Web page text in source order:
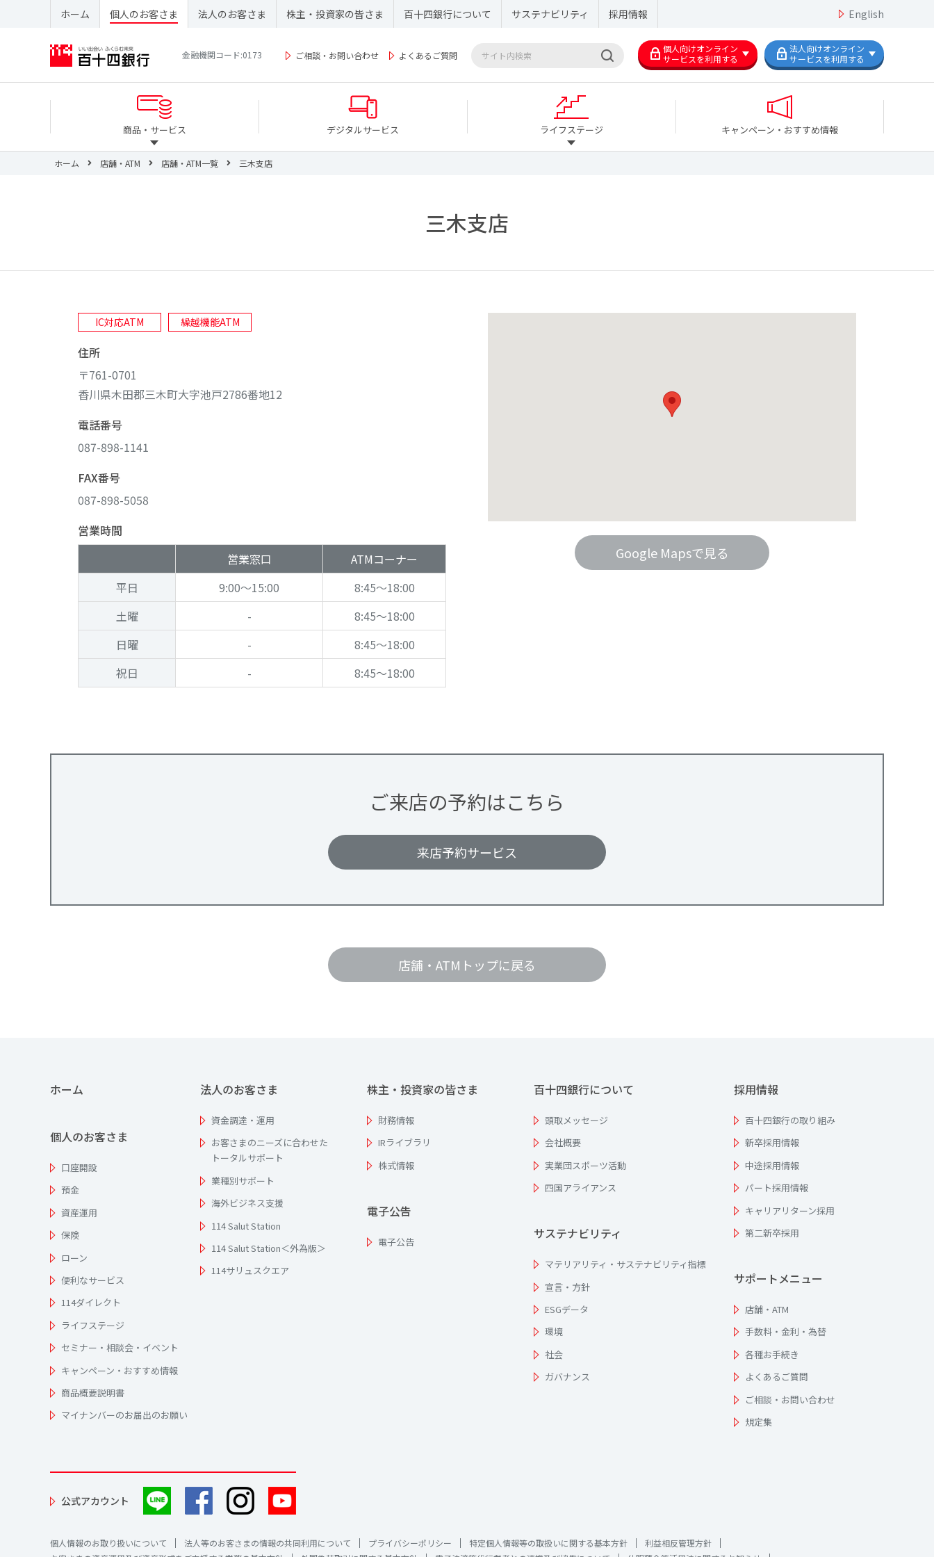
ホーム 個人のお客さま 法人のお客さま 株主・投資家の皆さま 百十四銀行について サステナビリティ 採用情報 English
金融機関コード:0173 ご相談・お問い合わせ よくあるご質問
個人向けオンライン
サービスを利用する
法人向けオンライン
サービスを利用する
商品・サービス デジタルサービス ライフステージ キャンペーン・おすすめ情報
ホーム 店舗・ATM 店舗・ATM一覧 三木支店
三木支店
IC対応ATM 繰越機能ATM
住所
〒761-0701
香川県木田郡三木町大字池戸2786番地12
電話番号
087-898-1141
FAX番号
087-898-5058
営業時間
営業窓口
ATMコーナー
平日
9:00～15:00
8:45～18:00
土曜
-
8:45～18:00
日曜
-
8:45～18:00
祝日
- 8:45～18:00
Google Mapsで見る
ご来店の予約はこちら
来店予約サービス
店舗・ATMトップに戻る
ホーム
個人のお客さま
口座開設
預金
資産運用
保険
ローン
便利なサービス
114ダイレクト
ライフステージ
セミナー・相談会・イベント
キャンペーン・おすすめ情報
商品概要説明書
マイナンバーのお届出のお願い
法人のお客さま
資金調達・運用
お客さまのニーズに合わせた
トータルサポート
業種別サポート
海外ビジネス支援
114 Salut Station
114 Salut Station＜外為版＞
114サリュスクエア
株主・投資家の皆さま
財務情報
IRライブラリ
株式情報
電子公告
電子公告
百十四銀行について
頭取メッセージ
会社概要
実業団スポーツ活動
四国アライアンス
サステナビリティ
マテリアリティ・サステナビリティ指標
宣言・方針
ESGデータ
環境
社会
ガバナンス
採用情報
百十四銀行の取り組み
新卒採用情報
中途採用情報
パート採用情報
キャリアリターン採用
第二新卒採用
サポートメニュー
店舗・ATM
手数料・金利・為替
各種お手続き
よくあるご質問
ご相談・お問い合わせ
規定集
公式アカウント
個人情報のお取り扱いについて 法人等のお客さまの情報の共同利用について プライバシーポリシー 特定個人情報等の取扱いに関する基本方針
利益相反管理方針